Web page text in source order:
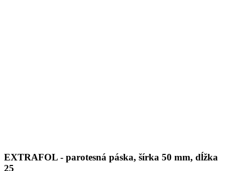
EXTRAFOL - parotesná páska, šírka 50 mm, dĺžka
25